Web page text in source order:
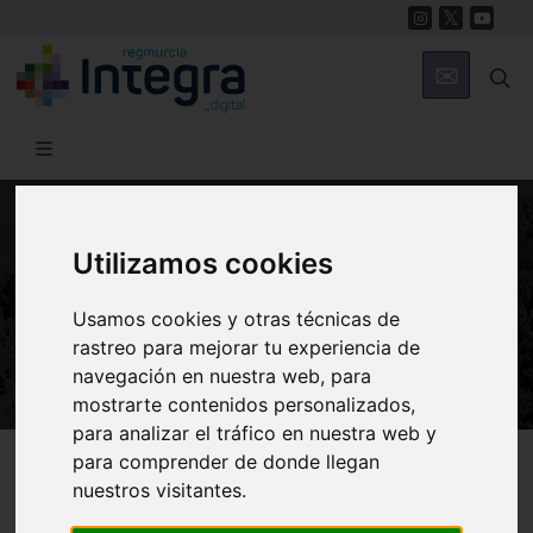
Utilizamos cookies
Usamos cookies y otras técnicas de
rastreo para mejorar tu experiencia de
navegación en nuestra web, para
mostrarte contenidos personalizados,
para analizar el tráfico en nuestra web y
para comprender de donde llegan
nuestros visitantes.
NATURALEZA
Otididae
Región de Murcia Digital Naturaleza En Clave Ambiental